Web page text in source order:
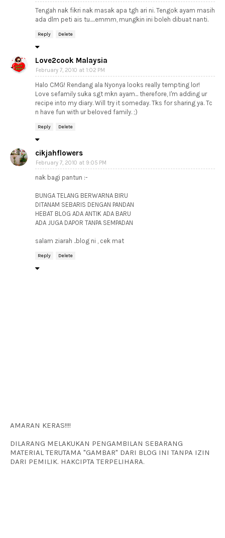
Tengah nak fikri nak masak apa tgh ari ni. Tengok ayam masih
ada dlm peti ais tu.....emmm, mungkin ini boleh dibuat nanti.
Reply Delete
Love2cook Malaysia
February 7, 2010 at 1:02 PM
Halo CMG! Rendang ala Nyonya looks really tempting lor!
Love sefamily suka sgt mkn ayam... therefore, I'm adding ur
recipe into my diary. Will try it someday. Tks for sharing ya. Tc
n have fun with ur beloved family. ;)
Reply Delete
cikjahflowers
February 7, 2010 at 9:05 PM
nak bagi pantun :-
BUNGA TELANG BERWARNA BIRU
DITANAM SEBARIS DENGAN PANDAN
HEBAT BLOG ADA ANTIK ADA BARU
ADA JUGA DAPOR TANPA SEMPADAN
salam ziarah ..blog ni , cek mat
Reply Delete
AMARAN KERAS!!!!
DILARANG MELAKUKAN PENGAMBILAN SEBARANG
MATERIAL TERUTAMA "GAMBAR" DARI BLOG INI TANPA IZIN
DARI PEMILIK. HAKCIPTA TERPELIHARA.